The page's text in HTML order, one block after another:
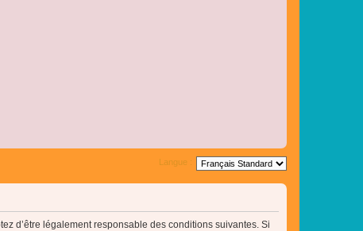
Langue :
d’être légalement responsable des conditions suivantes. Si